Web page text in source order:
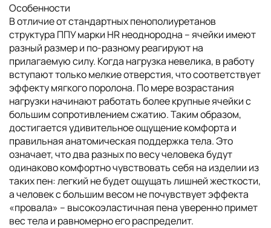
Особенности
В отличие от стандартных пенополиуретанов
структура ППУ марки HR неоднородна – ячейки имеют
разный размер и по-разному реагируют на
прилагаемую силу. Когда нагрузка невелика, в работу
вступают только мелкие отверстия, что соответствует
эффекту мягкого поролона. По мере возрастания
нагрузки начинают работать более крупные ячейки с
большим сопротивлением сжатию. Таким образом,
достигается удивительное ощущение комфорта и
правильная анатомическая поддержка тела. Это
означает, что два разных по весу человека будут
одинаково комфортно чувствовать себя на изделии из
таких пен: легкий не будет ощущать лишней жесткости,
а человек с большим весом не почувствует эффекта
«провала» – высокоэластичная пена уверенно примет
вес тела и равномерно его распределит.